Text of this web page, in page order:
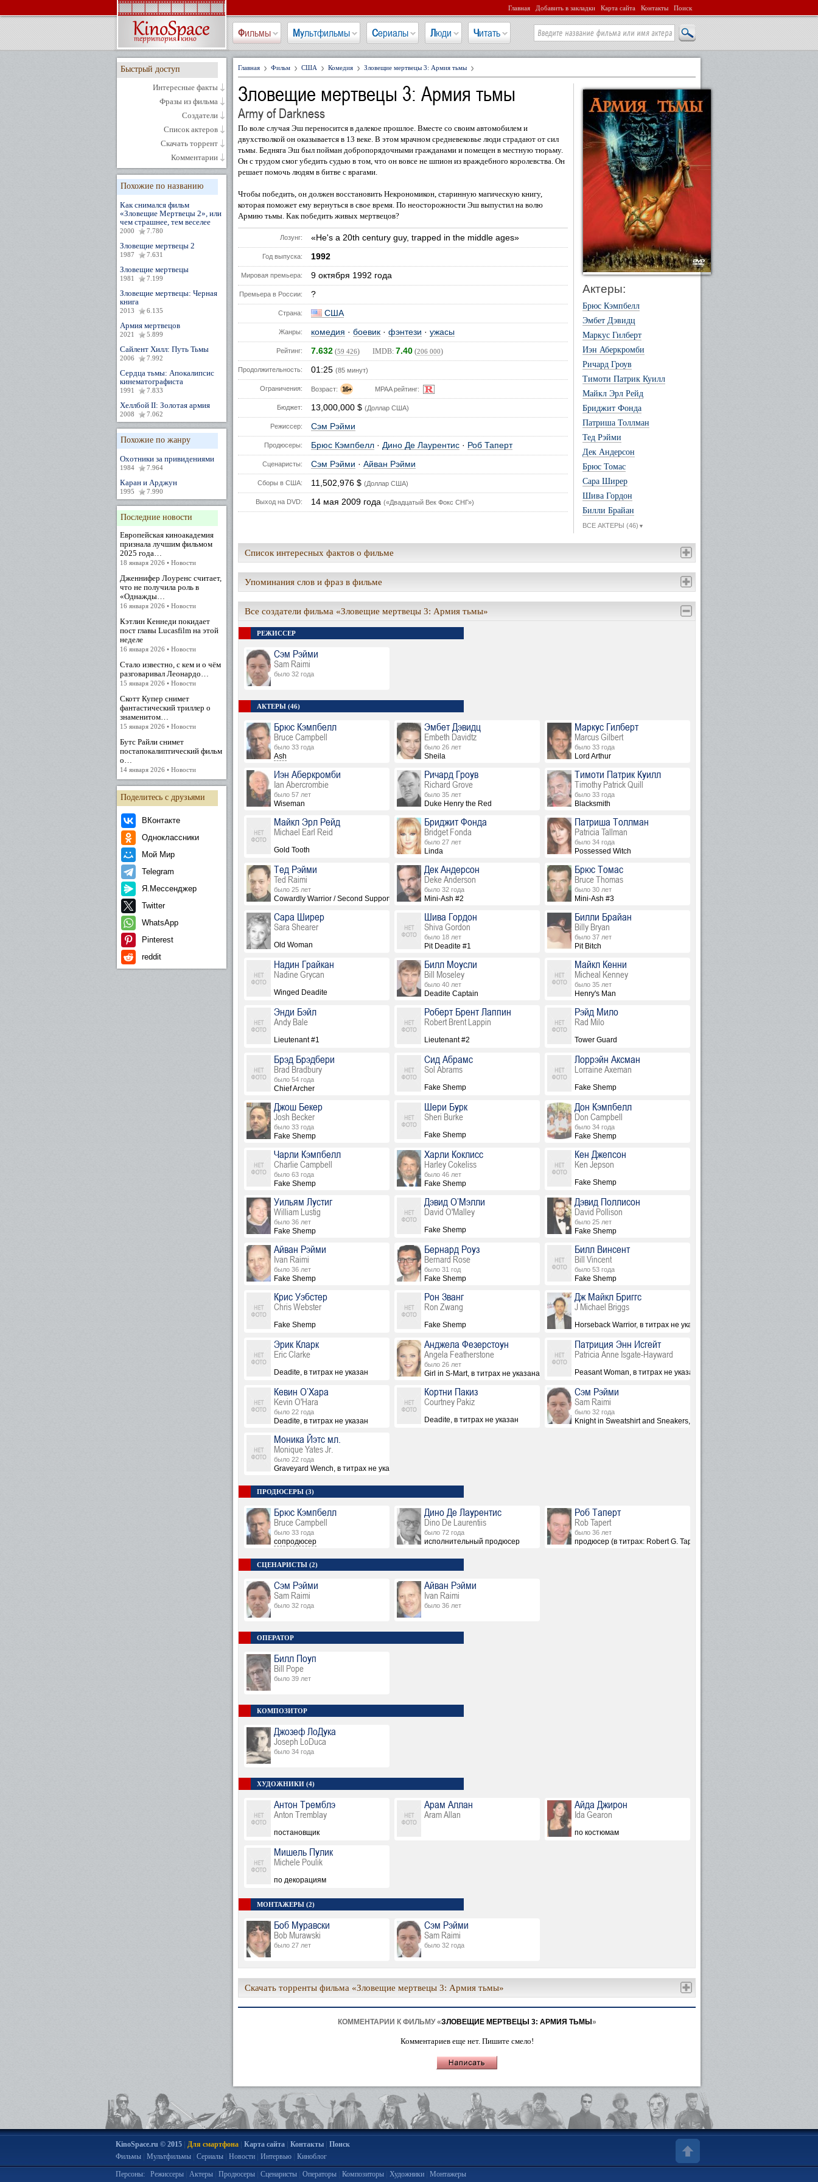
Главная Добавить в закладки Карта сайта Контакты Поиск
Фильмы Мультфильмы Сериалы Люди Читать
Быстрый доступ
Интересные факты
Фразы из фильма
Создатели
Список актеров
Скачать торрент
Комментарии
Похожие по названию
Как снимался фильм
«Зловещие Мертвецы 2», или
чем страшнее, тем веселее
2000 7.780
Зловещие мертвецы 2
1987 7.631
Зловещие мертвецы
1981 7.199
Зловещие мертвецы: Черная
книга
2013 6.135
Армия мертвецов
2021 5.899
Сайлент Хилл: Путь Тьмы
2006 7.992
Сердца тьмы: Апокалипсис
кинематографиста
1991 7.833
Хеллбой II: Золотая армия
2008 7.062
Похожие по жанру
Охотники за привидениями
1984 7.964
Каран и Арджун
1995 7.990
Последние новости
Европейская киноакадемия
признала лучшим фильмом
2025 года…
18 января 2026 • Новости
Дженнифер Лоуренс считает,
что не получила роль в
«Однажды…
16 января 2026 • Новости
Кэтлин Кеннеди покидает
пост главы Lucasfilm на этой
неделе
16 января 2026 • Новости
Стало известно, с кем и о чём
разговаривал Леонардо…
15 января 2026 • Новости
Скотт Купер снимет
фантастический триллер о
знаменитом…
15 января 2026 • Новости
Бутс Райли снимет
постапокалиптический фильм
о…
14 января 2026 • Новости
Поделитесь с друзьями
ВКонтакте
Одноклассники
Мой Мир
Telegram
Я.Мессенджер
Twitter
WhatsApp
Pinterest
reddit
Главная Фильм США Комедия Зловещие мертвецы 3: Армия тьмы
Зловещие мертвецы 3: Армия тьмы
Army of Darkness
По воле случая Эш переносится в далекое прошлое. Вместе со своим автомобилем и
двухстволкой он оказывается в 13 веке. В этом мрачном средневековье люди страдают от сил
тьмы. Бедняга Эш был пойман добропорядочными гражданами и помещен в местную тюрьму.
Он с трудом смог убедить судью в том, что он вовсе не шпион из враждебного королевства. Он
решает помочь людям в битве с врагами.
Чтобы победить, он должен восстановить Некрономикон, старинную магическую книгу,
которая поможет ему вернуться в свое время. По неосторожности Эш выпустил на волю
Армию тьмы. Как победить живых мертвецов?
Лозунг: «He's a 20th century guy, trapped in the middle ages»
Год выпуска: 1992
Мировая премьера: 9 октября 1992 года
Премьера в России: ?
Страна: США
Жанры: комедия · боевик · фэнтези · ужасы
Рейтинг: 7.632 (59 426) IMDB: 7.40 (206 000)
Продолжительность: 01:25 (85 минут)
Ограничения: Возраст: 16+ MPAA рейтинг:
Бюджет: 13,000,000 $ (Доллар США)
Режиссер: Сэм Рэйми
Продюсеры: Брюс Кэмпбелл · Дино Де Лаурентис · Роб Таперт
Сценаристы: Сэм Рэйми · Айван Рэйми
Сборы в США: 11,502,976 $ (Доллар США)
Выход на DVD: 14 мая 2009 года («Двадцатый Век Фокс СНГ»)
Актеры:
Брюс Кэмпбелл
Эмбет Дэвидц
Маркус Гилберт
Иэн Аберкромби
Ричард Гроув
Тимоти Патрик Куилл
Майкл Эрл Рейд
Бриджит Фонда
Патриша Толлман
Тед Рэйми
Дек Андерсон
Брюс Томас
Сара Ширер
Шива Гордон
Билли Брайан
ВСЕ АКТЕРЫ (46) ▼
Список интересных фактов о фильме
Упоминания слов и фраз в фильме
Все создатели фильма «Зловещие мертвецы 3: Армия тьмы»
РЕЖИССЕР
Сэм Рэйми
Sam Raimi
было 32 года
АКТЕРЫ (46)
Брюс Кэмпбелл
Bruce Campbell
было 33 года
Ash
Эмбет Дэвидц
Embeth Davidtz
было 26 лет
Sheila
Маркус Гилберт
Marcus Gilbert
было 33 года
Lord Arthur
Иэн Аберкромби
Ian Abercrombie
было 57 лет
Wiseman
Ричард Гроув
Richard Grove
было 35 лет
Duke Henry the Red
Тимоти Патрик Куилл
Timothy Patrick Quill
было 33 года
Blacksmith
Майкл Эрл Рейд
Michael Earl Reid
Gold Tooth
Бриджит Фонда
Bridget Fonda
было 27 лет
Linda
Патриша Толлман
Patricia Tallman
было 34 года
Possessed Witch
Тед Рэйми
Ted Raimi
было 25 лет
Cowardly Warrior / Second Supportive Villager / S-Mart Clerk
Дек Андерсон
Deke Anderson
было 32 года
Mini-Ash #2
Брюс Томас
Bruce Thomas
было 30 лет
Mini-Ash #3
Сара Ширер
Sara Shearer
Old Woman
Шива Гордон
Shiva Gordon
было 18 лет
Pit Deadite #1
Билли Брайан
Billy Bryan
было 37 лет
Pit Bitch
Надин Грайкан
Nadine Grycan
Winged Deadite
Билл Моусли
Bill Moseley
было 40 лет
Deadite Captain
Майкл Кенни
Micheal Kenney
было 35 лет
Henry's Man
Энди Бэйл
Andy Bale
Lieutenant #1
Роберт Брент Лаппин
Robert Brent Lappin
Lieutenant #2
Рэйд Мило
Rad Milo
Tower Guard
Брэд Брэдбери
Brad Bradbury
было 54 года
Chief Archer
Сид Абрамс
Sol Abrams
Fake Shemp
Лоррэйн Аксман
Lorraine Axeman
Fake Shemp
Джош Бекер
Josh Becker
было 33 года
Fake Shemp
Шери Бурк
Sheri Burke
Fake Shemp
Дон Кэмпбелл
Don Campbell
было 34 года
Fake Shemp
Чарли Кэмпбелл
Charlie Campbell
было 63 года
Fake Shemp
Харли Коклисс
Harley Cokeliss
было 46 лет
Fake Shemp
Кен Джепсон
Ken Jepson
Fake Shemp
Уильям Лустиг
William Lustig
было 36 лет
Fake Shemp
Дэвид О’Мэлли
David O'Malley
Fake Shemp
Дэвид Поллисон
David Pollison
было 25 лет
Fake Shemp
Айван Рэйми
Ivan Raimi
было 36 лет
Fake Shemp
Бернард Роуз
Bernard Rose
было 31 год
Fake Shemp
Билл Винсент
Bill Vincent
было 53 года
Fake Shemp
Крис Уэбстер
Chris Webster
Fake Shemp
Рон Званг
Ron Zwang
Fake Shemp
Дж Майкл Бриггс
J Michael Briggs
Horseback Warrior, в титрах не указан
Эрик Кларк
Eric Clarke
Deadite, в титрах не указан
Анджела Фезерстоун
Angela Featherstone
было 26 лет
Girl in S-Mart, в титрах не указана
Патриция Энн Исгейт
Patricia Anne Isgate-Hayward
Peasant Woman, в титрах не указана
Кевин О’Хара
Kevin O'Hara
было 22 года
Deadite, в титрах не указан
Кортни Пакиз
Courtney Pakiz
Deadite, в титрах не указан
Сэм Рэйми
Sam Raimi
было 32 года
Knight in Sweatshirt and Sneakers, в титрах не указан
Моника Йэтс мл.
Monique Yates Jr.
было 22 года
Graveyard Wench, в титрах не указана
ПРОДЮСЕРЫ (3)
Брюс Кэмпбелл
Bruce Campbell
было 33 года
сопродюсер
Дино Де Лаурентис
Dino De Laurentiis
было 72 года
исполнительный продюсер
Роб Таперт
Rob Tapert
было 36 лет
продюсер (в титрах: Robert G. Tapert)
СЦЕНАРИСТЫ (2)
Сэм Рэйми
Sam Raimi
было 32 года
Айван Рэйми
Ivan Raimi
было 36 лет
ОПЕРАТОР
Билл Поуп
Bill Pope
было 39 лет
КОМПОЗИТОР
Джозеф ЛоДука
Joseph LoDuca
было 34 года
ХУДОЖНИКИ (4)
Антон Тремблэ
Anton Tremblay
постановщик
Арам Аллан
Aram Allan
Айда Джирон
Ida Gearon
по костюмам
Мишель Пулик
Michele Poulik
по декорациям
МОНТАЖЕРЫ (2)
Боб Муравски
Bob Murawski
было 27 лет
Сэм Рэйми
Sam Raimi
было 32 года
Скачать торренты фильма «Зловещие мертвецы 3: Армия тьмы»
КОММЕНТАРИИ К ФИЛЬМУ «ЗЛОВЕЩИЕ МЕРТВЕЦЫ 3: АРМИЯ ТЬМЫ »
Комментариев еще нет. Пишите смело!
KinoSpace.ru © 2015| Для смартфона| Карта сайта| Контакты| Поиск
Фильмы| Мультфильмы| Сериалы| Новости| Интервью| Киноблог
Персоны: Режиссеры| Актеры| Продюсеры| Сценаристы| Операторы| Композиторы| Художники| Монтажеры